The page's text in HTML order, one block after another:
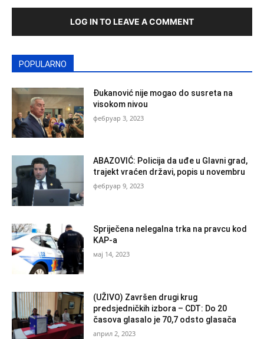
LOG IN TO LEAVE A COMMENT
POPULARNO
Đukanović nije mogao do susreta na
visokom nivou
фебруар 3, 2023
ABAZOVIĆ: Policija da uđe u Glavni grad,
trajekt vraćen državi, popis u novembru
фебруар 9, 2023
Spriječena nelegalna trka na pravcu kod
KAP-a
мај 14, 2023
(UŽIVO) Završen drugi krug
predsjedničkih izbora – CDT: Do 20
časova glasalo je 70,7 odsto glasača
април 2, 2023